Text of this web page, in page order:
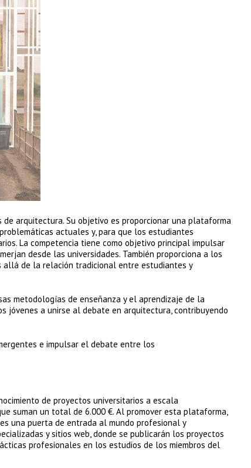
de arquitectura. Su objetivo es proporcionar una plataforma
actuales y, para que los estudiantes
La competencia tiene como objetivo principal impulsar
desde las universidades. También proporciona a los
allá de la relación tradicional entre estudiantes y
metodologías de enseñanza y el aprendizaje de la
jóvenes a unirse al debate en arquitectura, contribuyendo
e impulsar el debate entre los
de proyectos universitarios a escala
suman un total de 6.000 €. Al promover esta plataforma,
una puerta de entrada al mundo profesional y
y sitios web, donde se publicarán los proyectos
profesionales en los estudios de los miembros del